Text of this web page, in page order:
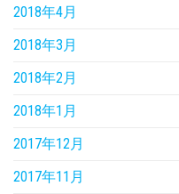
2018年4月
2018年3月
2018年2月
2018年1月
2017年12月
2017年11月